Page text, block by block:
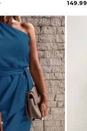
149.99